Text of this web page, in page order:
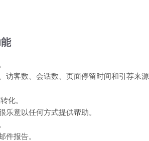
客数、会话数、页面停留时间和引荐来源
化。
乐意以任何方式提供帮助。
件报告。